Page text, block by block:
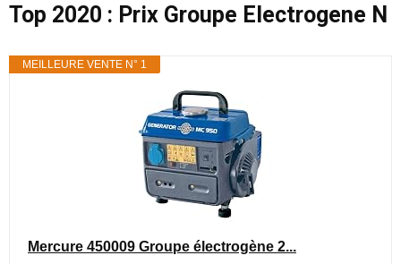
Top 2020 : Prix Groupe Electrogene N
MEILLEURE VENTE N° 1
Mercure 450009 Groupe électrogène 2...